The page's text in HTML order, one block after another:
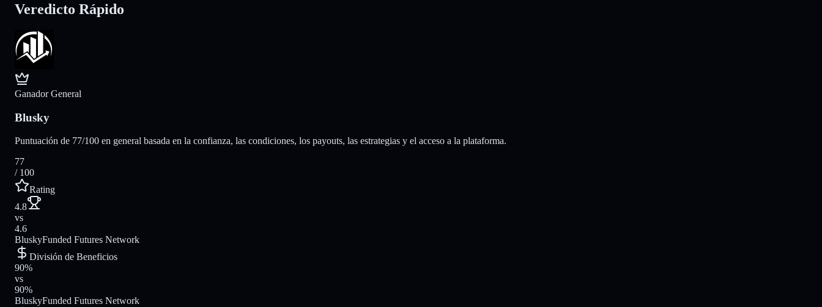
Veredicto Rápido
Ganador General
Blusky
Puntuación de 77/100 en general basada en la confianza, las condiciones, los payouts, las estrategias y el acceso a la plataforma.
77
/ 100
Rating
4.8
vs
4.6
BluskyFunded Futures Network
División de Beneficios
90%
vs
90%
BluskyFunded Futures Network